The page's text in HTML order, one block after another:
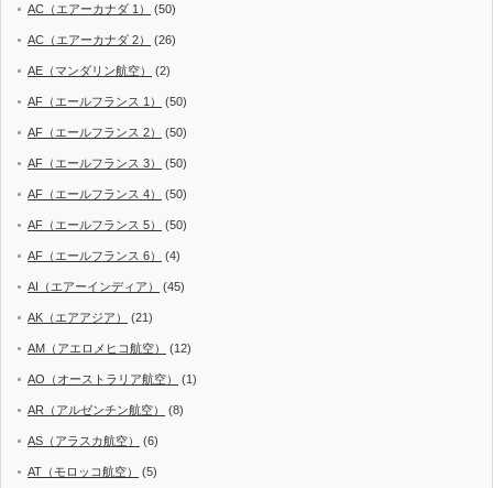
AC（エアーカナダ 1） (50)
AC（エアーカナダ 2） (26)
AE（マンダリン航空） (2)
AF（エールフランス 1） (50)
AF（エールフランス 2） (50)
AF（エールフランス 3） (50)
AF（エールフランス 4） (50)
AF（エールフランス 5） (50)
AF（エールフランス 6） (4)
AI（エアーインディア） (45)
AK（エアアジア） (21)
AM（アエロメヒコ航空） (12)
AO（オーストラリア航空） (1)
AR（アルゼンチン航空） (8)
AS（アラスカ航空） (6)
AT（モロッコ航空） (5)